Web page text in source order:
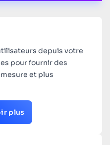
depuis votre
pour fournir des
et plus
plus